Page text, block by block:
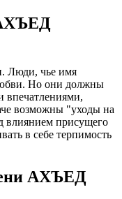
Люди, чье имя
Но они должны
впечатлениями,
возможны "уходы на
влиянием присущего
в себе терпимость
АХЪЕД